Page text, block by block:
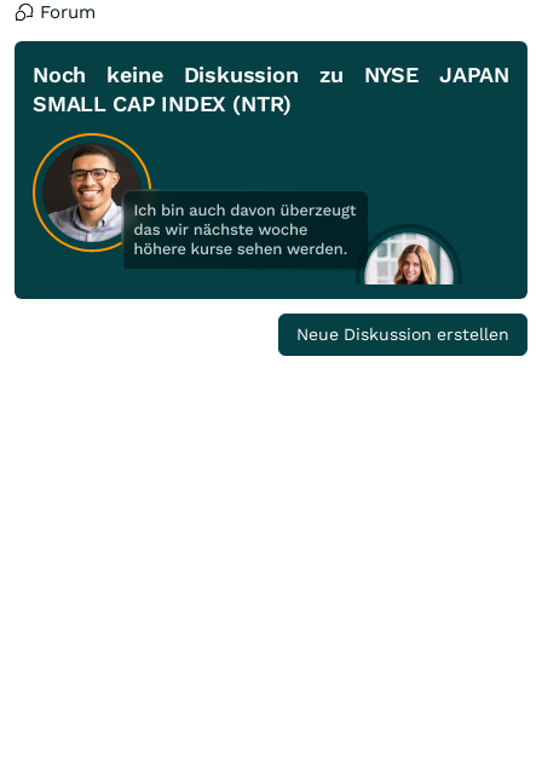
Forum
Noch keine Diskussion zu NYSE JAPAN
SMALL CAP INDEX (NTR)
Neue Diskussion erstellen